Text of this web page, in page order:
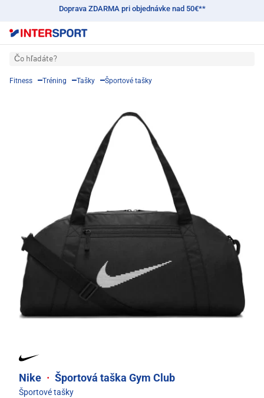
Doprava ZDARMA pri objednávke nad 50€**
Čo hľadáte?
Fitness Tréning Tašky Športové tašky
Nike · Športová taška Gym Club
Športové tašky